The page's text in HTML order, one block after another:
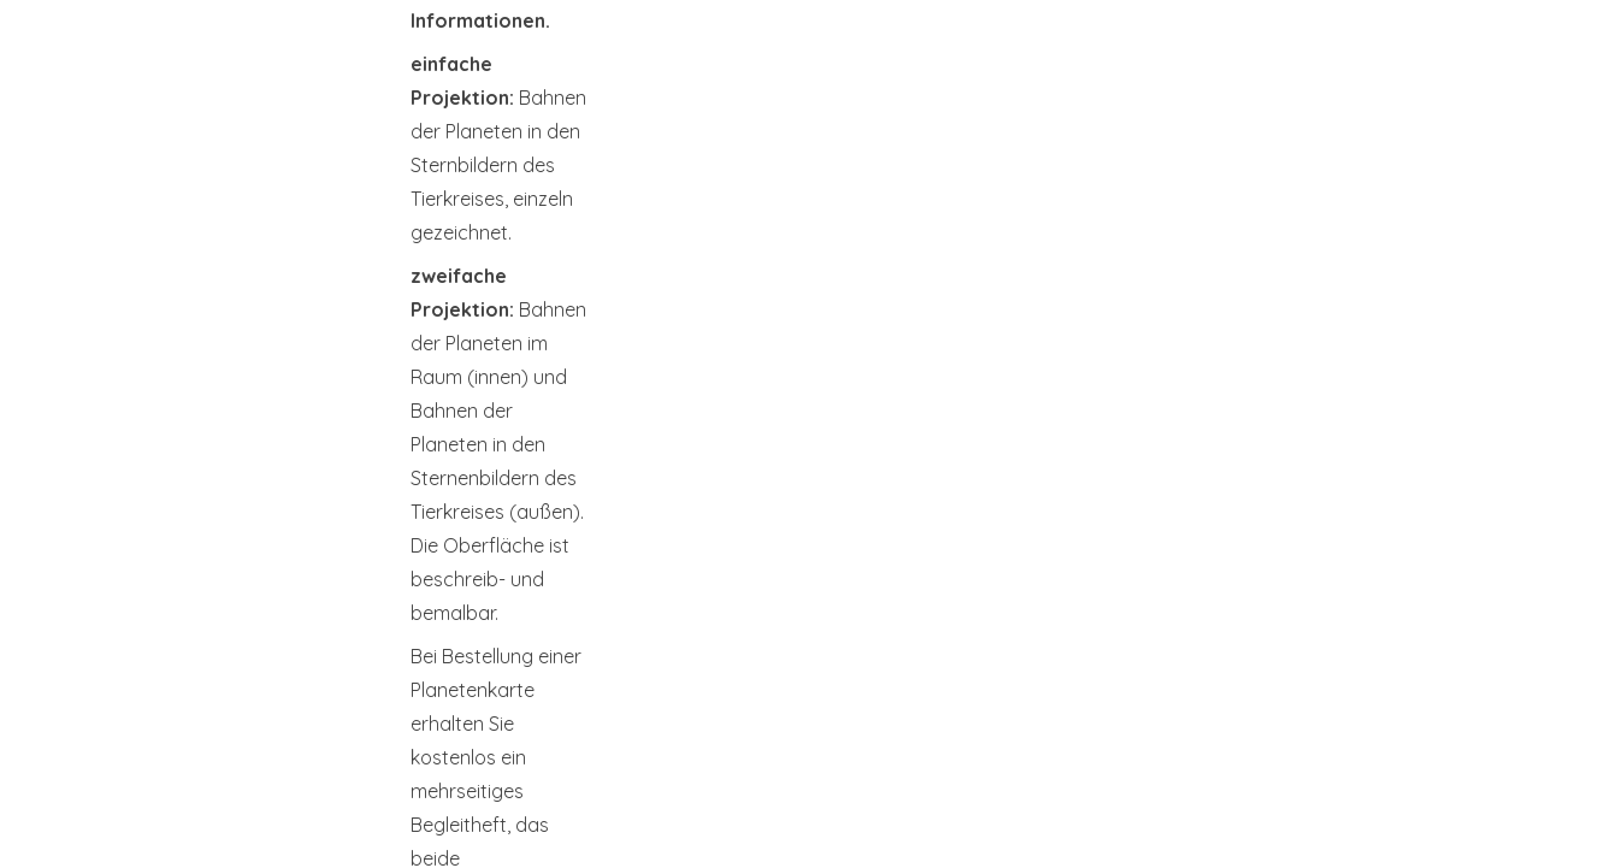
Informationen.
einfache
Projektion: Bahnen
der Planeten in den
Sternbildern des
Tierkreises, einzeln
gezeichnet.
zweifache
Projektion: Bahnen
der Planeten im
Raum (innen) und
Bahnen der
Planeten in den
Sternenbildern des
Tierkreises (außen).
Die Oberfläche ist
beschreib- und
bemalbar.
Bei Bestellung einer
Planetenkarte
erhalten Sie
kostenlos ein
mehrseitiges
Begleitheft, das
beide